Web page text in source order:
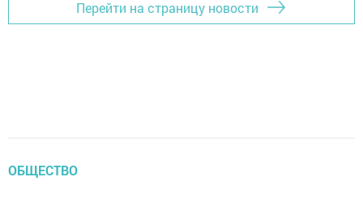
Перейти на страницу новости
ОБЩЕСТВО